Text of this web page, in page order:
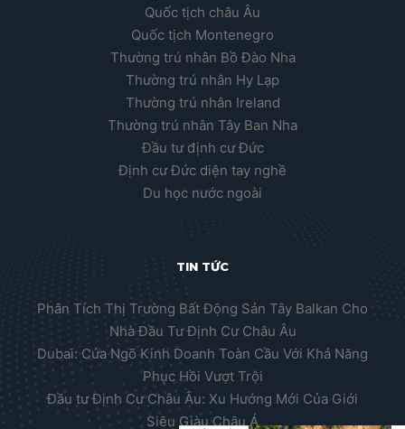
Quốc tịch châu Âu
Quốc tịch Montenegro
Thường trú nhân Bồ Đào Nha
Thường trú nhân Hy Lạp
Thường trú nhân Ireland
Thường trú nhân Tây Ban Nha
Đầu tư định cư Đức
Định cư Đức diện tay nghề
Du học nước ngoài
TIN TỨC
Phân Tích Thị Trường Bất Động Sản Tây Balkan Cho
Nhà Đầu Tư Định Cư Châu Âu
Dubai: Cửa Ngõ Kinh Doanh Toàn Cầu Với Khả Năng
Phục Hồi Vượt Trội
Đầu tư Định Cư Châu Âu: Xu Hướng Mới Của Giới
Siêu Giàu Châu Á